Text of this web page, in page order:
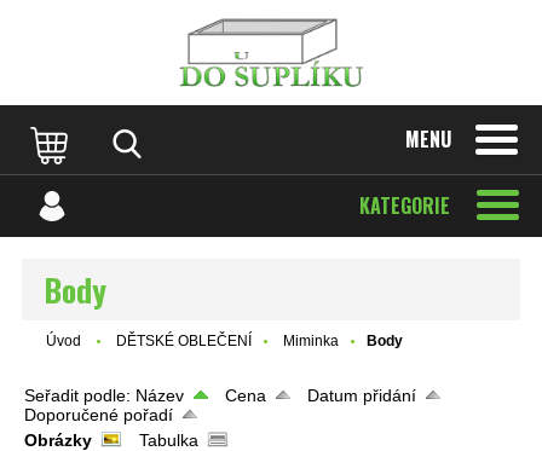
MENU
KATEGORIE
Body
Úvod DĚTSKÉ OBLEČENÍ Miminka Body
Seřadit podle: Název Cena
Datum přidání
Doporučené pořadí
Obrázky
Tabulka